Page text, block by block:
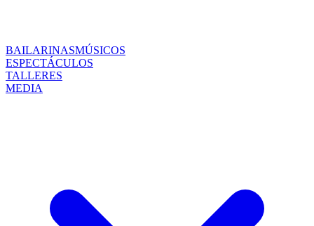
BAILARINASMÚSICOS
ESPECTÁCULOS
TALLERES
MEDIA